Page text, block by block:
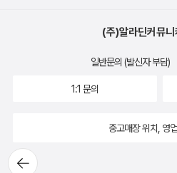
뒤로가
(주)알라딘커뮤니
일반문의 (발신자 부담)
1:1 문의
중고매장 위치, 영